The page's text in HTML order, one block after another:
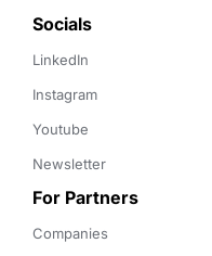
Socials
LinkedIn
Instagram
Youtube
Newsletter
For Partners
Companies